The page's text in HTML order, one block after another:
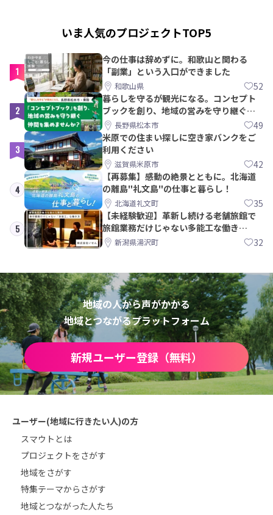
いま人気のプロジェクトTOP5
1
今の仕事は辞めずに。和歌山と関わる
「副業」という入口ができました
和歌山県 52
2
暮らしを守るが観光になる。コンセプト
ブックを創り、地域の営みを守り継ぐ仲
間を集めませんか？
長野県松本市 49
3
米原での住まい探しに空き家バンクをご
利用ください
滋賀県米原市 42
4
【再募集】感動の絶景とともに。北海道
の離島"礼文島"の仕事と暮らし！
北海道礼文町 35
5
【未経験歓迎】革新し続ける老舗旅館で
旅館業務だけじゃない多能工な働き
方。 株式会社いせん
新潟県湯沢町 32
地域の人から声がかかる
地域とつながるプラットフォーム
新規ユーザー登録（無料）
ユーザー(地域に行きたい人)の方
スマウトとは
プロジェクトをさがす
地域をさがす
特集テーマからさがす
地域とつながった人たち